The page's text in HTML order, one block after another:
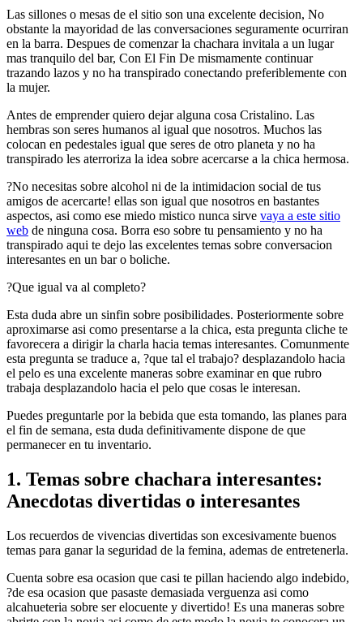
Las sillones o mesas de el sitio son una excelente decision, No
obstante la mayoridad de las conversaciones seguramente ocurriran
en la barra. Despues de comenzar la chachara invitala a un lugar
mas tranquilo del bar, Con El Fin De mismamente continuar
trazando lazos y no ha transpirado conectando preferiblemente con
la mujer.
Antes de emprender quiero dejar alguna cosa Cristalino. Las
hembras son seres humanos al igual que nosotros. Muchos las
colocan en pedestales igual que seres de otro planeta y no ha
transpirado les aterroriza la idea sobre acercarse a la chica hermosa.
?No necesitas sobre alcohol ni de la intimidacion social de tus
amigos de acercarte! ellas son igual que nosotros en bastantes
aspectos, asi­ como ese miedo mistico nunca sirve vaya a este sitio
web de ninguna cosa. Borra eso sobre tu pensamiento y no ha
transpirado aqui te dejo las excelentes temas sobre conversacion
interesantes en un bar o boliche.
?Que igual va al completo?
Esta duda abre un sinfin sobre posibilidades. Posteriormente sobre
aproximarse asi­ como presentarse a la chica, esta pregunta cliche te
favorecera a dirigir la charla hacia temas interesantes. Comunmente
esta pregunta se traduce a, ?que tal el trabajo? desplazandolo hacia
el pelo es una excelente maneras sobre examinar en que rubro
trabaja desplazandolo hacia el pelo que cosas le interesan.
Puedes preguntarle por la bebida que esta tomando, las planes para
el fin de semana, esta duda definitivamente dispone de que
permanecer en tu inventario.
1. Temas sobre chachara interesantes:
Anecdotas divertidas o interesantes
Los recuerdos de vivencias divertidas son excesivamente buenos
temas para ganar la seguridad de la femina, ademas de entretenerla.
Cuenta sobre esa ocasion que casi te pillan haciendo algo indebido,
?de esa ocasion que pasaste demasiada verguenza asi­ como
alcahueteria sobre ser elocuente y divertido! Es una maneras sobre